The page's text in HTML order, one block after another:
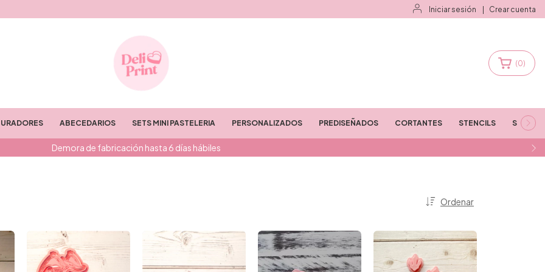
Iniciar sesión Crear cuenta
Demora de fabricación hasta 6 días hábiles
(0)
ABECEDARIOS SETS MINI PASTELERIA PERSONALIZADOS PREDISEÑADOS CORTANTES STENCILS STAMPS
Ordenar